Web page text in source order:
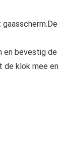
bevestig
klok mee